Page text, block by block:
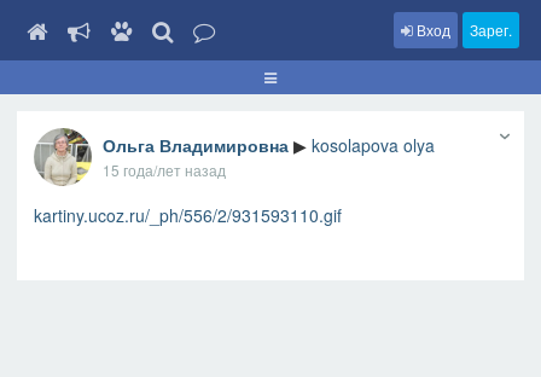
Вход Зарег.
Ольга Владимировна ▶ kosolapova olya
15 года/лет назад
kartiny.ucoz.ru/_ph/556/2/931593110.gif